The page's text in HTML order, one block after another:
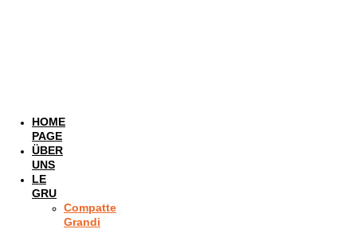
HOME
PAGE
ÜBER
UNS
LE
GRU
Compatte
Grandi